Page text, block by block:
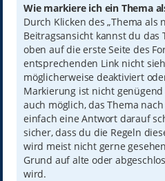
Wie markiere ich ein Thema
Durch Klicken des „Thema als
Beitragsansicht kannst du das
oben auf die erste Seite des
entsprechenden Link nicht
möglicherweise deaktiviert
Markierung ist nicht genügend
auch möglich, das Thema
einfach eine Antwort darauf
sicher, dass du die Regeln
wird meist nicht gerne
Grund auf alte oder
wird.